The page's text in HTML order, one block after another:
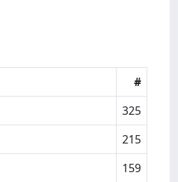
#
325
215
159